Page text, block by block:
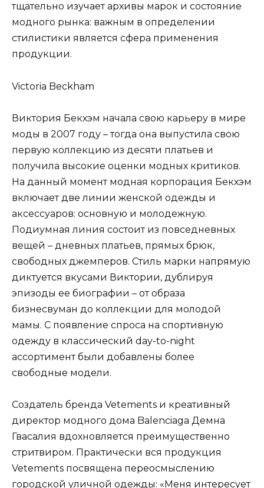
тщательно изучает архивы марок и состояние
модного рынка: важным в определении
стилистики является сфера применения
продукции.
Victoria Beckham
Виктория Бекхэм начала свою карьеру в мире
моды в 2007 году – тогда она выпустила свою
первую коллекцию из десяти платьев и
получила высокие оценки модных критиков.
На данный момент модная корпорация Бекхэм
включает две линии женской одежды и
аксессуаров: основную и молодежную.
Подиумная линия состоит из повседневных
вещей – дневных платьев, прямых брюк,
свободных джемперов. Стиль марки напрямую
диктуется вкусами Виктории, дублируя
эпизоды ее биографии – от образа
бизнесвуман до коллекции для молодой
мамы. С появление спроса на спортивную
одежду в классический day-to-night
ассортимент были добавлены более
свободные модели.
Создатель бренда Vetements и креативный
директор модного дома Balenciaga Демна
Гвасалия вдохновляется преимущественно
стритвиром. Практически вся продукция
Vetements посвящена переосмыслению
городской уличной одежды: «Меня интересует